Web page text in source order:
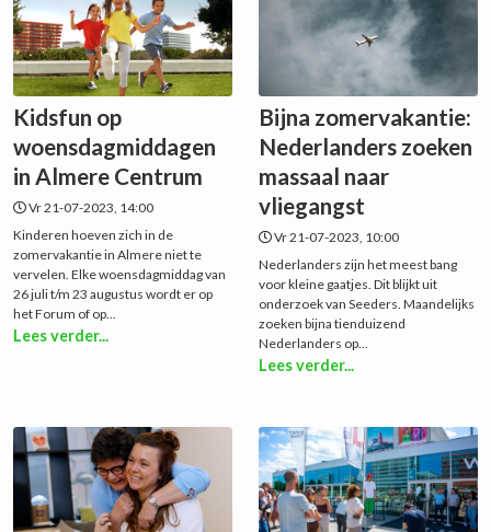
Kidsfun op
woensdagmiddagen
in Almere Centrum
Vr 21-07-2023, 14:00
Kinderen hoeven zich in de
zomervakantie in Almere niet te
vervelen. Elke woensdagmiddag van
26 juli t/m 23 augustus wordt er op
het Forum of op...
Lees verder...
Bijna zomervakantie:
Nederlanders zoeken
massaal naar
vliegangst
Vr 21-07-2023, 10:00
Nederlanders zijn het meest bang
voor kleine gaatjes. Dit blijkt uit
onderzoek van Seeders. Maandelijks
zoeken bijna tienduizend
Nederlanders op...
Lees verder...